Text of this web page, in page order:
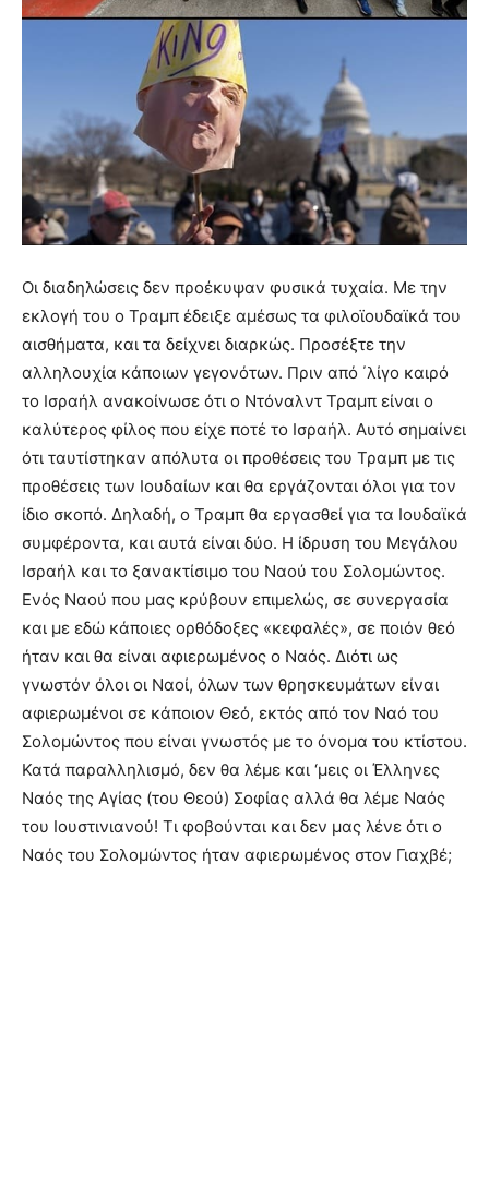
Οι διαδηλώσεις δεν προέκυψαν φυσικά τυχαία. Με την
εκλογή του ο Τραμπ έδειξε αμέσως τα φιλοϊουδαϊκά του
αισθήματα, και τα δείχνει διαρκώς. Προσέξτε την
αλληλουχία κάποιων γεγονότων. Πριν από ΄λίγο καιρό
το Ισραήλ ανακοίνωσε ότι ο Ντόναλντ Τραμπ είναι ο
καλύτερος φίλος που είχε ποτέ το Ισραήλ. Αυτό σημαίνει
ότι ταυτίστηκαν απόλυτα οι προθέσεις του Τραμπ με τις
προθέσεις των Ιουδαίων και θα εργάζονται όλοι για τον
ίδιο σκοπό. Δηλαδή, ο Τραμπ θα εργασθεί για τα Ιουδαϊκά
συμφέροντα, και αυτά είναι δύο. Η ίδρυση του Μεγάλου
Ισραήλ και το ξανακτίσιμο του Ναού του Σολομώντος.
Ενός Ναού που μας κρύβουν επιμελώς, σε συνεργασία
και με εδώ κάποιες ορθόδοξες «κεφαλές», σε ποιόν θεό
ήταν και θα είναι αφιερωμένος ο Ναός. Διότι ως
γνωστόν όλοι οι Ναοί, όλων των θρησκευμάτων είναι
αφιερωμένοι σε κάποιον Θεό, εκτός από τον Ναό του
Σολομώντος που είναι γνωστός με το όνομα του κτίστου.
Κατά παραλληλισμό, δεν θα λέμε και ‘μεις οι Έλληνες
Ναός της Αγίας (του Θεού) Σοφίας αλλά θα λέμε Ναός
του Ιουστινιανού! Τι φοβούνται και δεν μας λένε ότι ο
Ναός του Σολομώντος ήταν αφιερωμένος στον Γιαχβέ;